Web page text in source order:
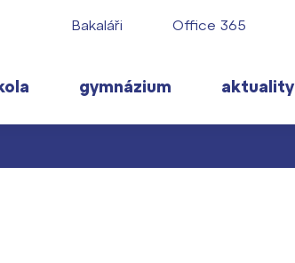
gymnázium aktuality
Bakaláři Office 365